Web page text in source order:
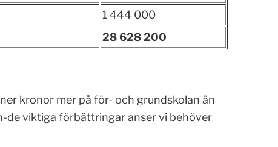
1 444 000
28 628 200
kronor mer på för- och grundskolan än
de viktiga förbättringar anser vi behöver